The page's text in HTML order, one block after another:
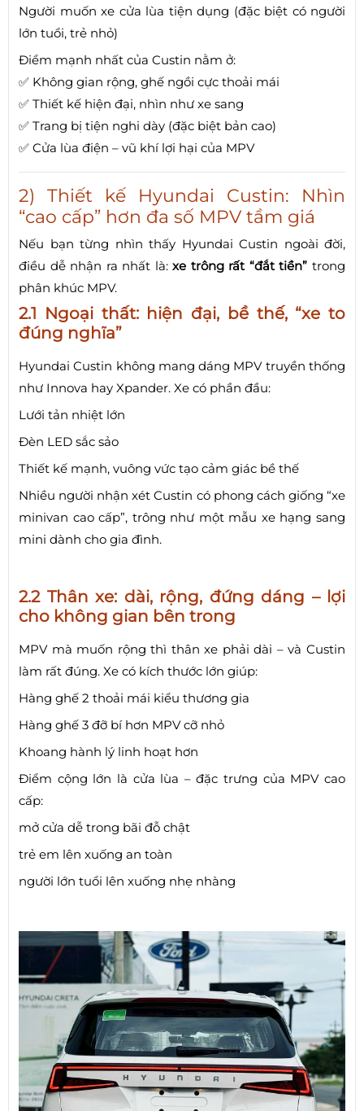
Người muốn xe cửa lùa tiện dụng (đặc biệt có người
lớn tuổi, trẻ nhỏ)
Điểm mạnh nhất của Custin nằm ở:
✅ Không gian rộng, ghế ngồi cực thoải mái
✅ Thiết kế hiện đại, nhìn như xe sang
✅ Trang bị tiện nghi dày (đặc biệt bản cao)
✅ Cửa lùa điện – vũ khí lợi hại của MPV
2) Thiết kế Hyundai Custin: Nhìn
“cao cấp” hơn đa số MPV tầm giá
Nếu bạn từng nhìn thấy Hyundai Custin ngoài đời,
điều dễ nhận ra nhất là:xe trông rất “đắt tiền” trong
phân khúc MPV.
2.1 Ngoại thất: hiện đại, bề thế, “xe to
đúng nghĩa”
Hyundai Custin không mang dáng MPV truyền thống
như Innova hay Xpander. Xe có phần đầu:
Lưới tản nhiệt lớn
Đèn LED sắc sảo
Thiết kế mạnh, vuông vức tạo cảm giác bề thế
Nhiều người nhận xét Custin có phong cách giống “xe
minivan cao cấp”, trông như một mẫu xe hạng sang
mini dành cho gia đình.
2.2 Thân xe: dài, rộng, đứng dáng – lợi
cho không gian bên trong
MPV mà muốn rộng thì thân xe phải dài – và Custin
làm rất đúng. Xe có kích thước lớn giúp:
Hàng ghế 2 thoải mái kiểu thương gia
Hàng ghế 3 đỡ bí hơn MPV cỡ nhỏ
Khoang hành lý linh hoạt hơn
Điểm cộng lớn là cửa lùa – đặc trưng của MPV cao
cấp:
mở cửa dễ trong bãi đỗ chật
trẻ em lên xuống an toàn
người lớn tuổi lên xuống nhẹ nhàng